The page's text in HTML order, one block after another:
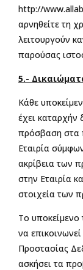
http://
αρνηθείτε τη
λειτουργούν
παρούσας
5.-
Κάθε
έχει καταρχήν
πρόσβαση στα
Εταιρία
ακρίβεια των
στην Εταιρία
στοιχεία των
Το
να
Προστασίας
ασκήσει τα